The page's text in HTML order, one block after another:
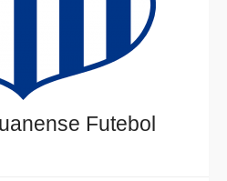
Futebol